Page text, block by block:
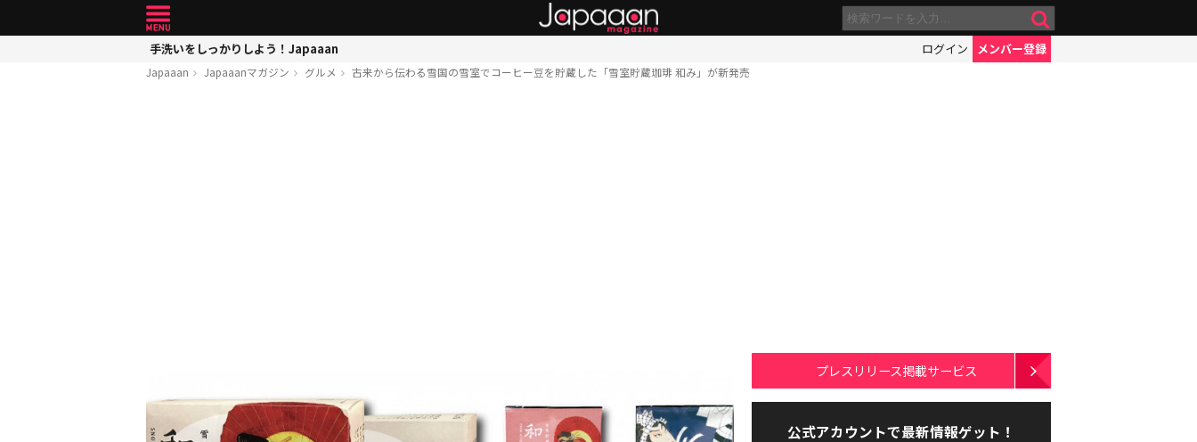
手洗いをしっかりしよう！Japaaan ログイン メンバー登録
Japaaan Japaaanマガジン グルメ 古来から伝わる雪国の雪室でコーヒー豆を貯蔵した「雪室貯蔵珈琲 和み」が新発売
プレスリリース掲載サービス
公式アカウントで最新情報ゲット！